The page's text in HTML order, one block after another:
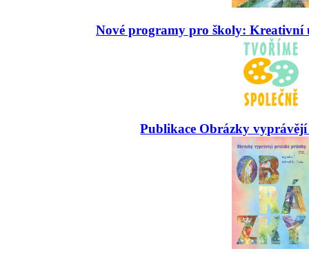
Nové programy pro školy: Kreativní
Publikace Obrázky